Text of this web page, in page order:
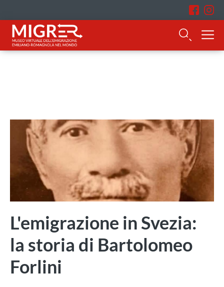
L'emigrazione in Svezia:
la storia di Bartolomeo
Forlini